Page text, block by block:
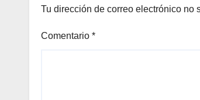
Tu dirección de correo electrónico no
Comentario *